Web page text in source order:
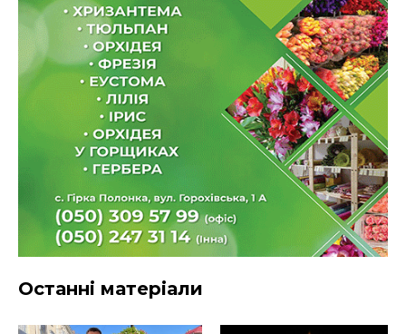
Останні матеріали